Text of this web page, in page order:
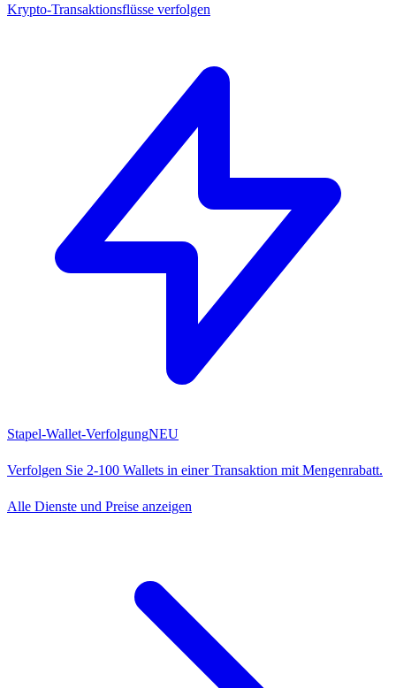
Krypto-Transaktionsflüsse verfolgen
Stapel-Wallet-VerfolgungNEU
Verfolgen Sie 2-100 Wallets in einer Transaktion mit Mengenrabatt.
Alle Dienste und Preise anzeigen